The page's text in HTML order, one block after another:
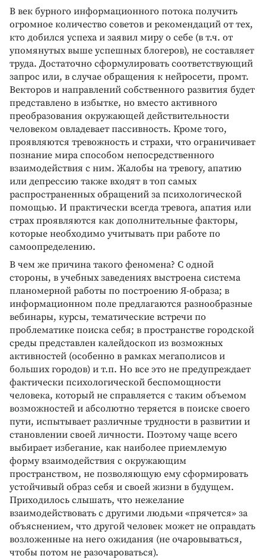
В век бурного информационного потока получить
огромное количество советов и рекомендаций от тех,
кто добился успеха и заявил миру о себе (в т.ч. от
упомянутых выше успешных блогеров), не составляет
труда. Достаточно сформулировать соответствующий
запрос или, в случае обращения к нейросети, промт.
Векторов и направлений собственного развития будет
представлено в избытке, но вместо активного
преобразования окружающей действительности
человеком овладевает пассивность. Кроме того,
проявляются тревожность и страхи, что ограничивает
познание мира способом непосредственного
взаимодействия с ним. Жалобы на тревогу, апатию
или депрессию также входят в топ самых
распространенных обращений за психологической
помощью. И практически всегда тревога, апатия или
страх проявляются как дополнительные факторы,
которые необходимо учитывать при работе по
самоопределению.
В чем же причина такого феномена? С одной
стороны, в учебных заведениях выстроена система
планомерной работы по построению Я-образа; в
информационном поле предлагаются разнообразные
вебинары, курсы, тематические встречи по
проблематике поиска себя; в пространстве городской
среды представлен калейдоскоп из возможных
активностей (особенно в рамках мегаполисов и
больших городов) и т.п. Но все это не предупреждает
фактически психологической беспомощности
человека, который не справляется с таким объемом
возможностей и абсолютно теряется в поиске своего
пути, испытывает различные трудности в развитии и
становлении своей личности. Поэтому чаще всего
выбирает избегание, как наиболее приемлемую
форму взаимодействия с окружающим
пространством, не позволяющую ему сформировать
устойчивый образ себя и своей жизни в будущем.
Приходилось слышать, что нежелание
взаимодействовать с другими людьми «прячется» за
объяснением, что другой человек может не оправдать
возложенные на него ожидания (не очаровываться,
чтобы потом не разочароваться).